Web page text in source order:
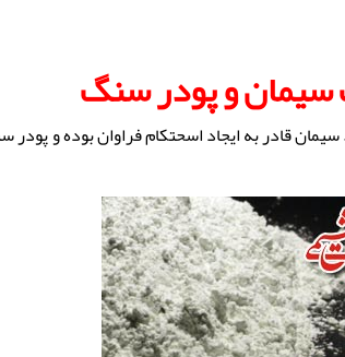
و پودر سنگ
قادر به ایجاد اسحتکام فراوان بوده و پودر